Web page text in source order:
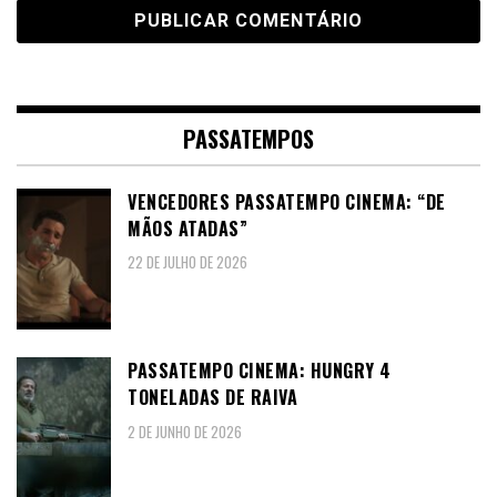
PASSATEMPOS
VENCEDORES PASSATEMPO CINEMA: “DE
MÃOS ATADAS”
22 DE JULHO DE 2026
PASSATEMPO CINEMA: HUNGRY 4
TONELADAS DE RAIVA
2 DE JUNHO DE 2026